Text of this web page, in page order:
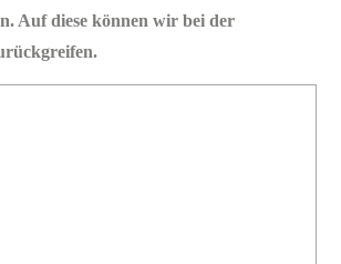
Auf diese können wir bei der